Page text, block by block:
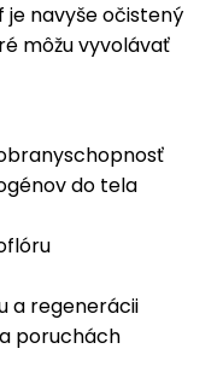
navyše očistený
môžu vyvolávať
do tela
a regenerácii
poruchách